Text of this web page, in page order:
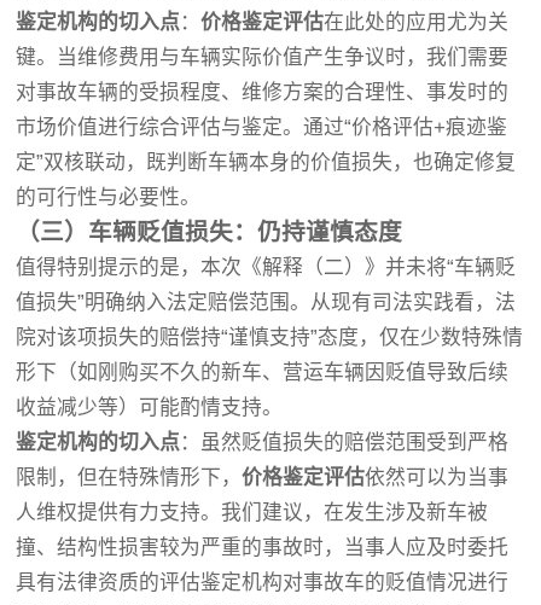
鉴定机构的切入点 ：价格鉴定评估在此处的应用尤为关
键。当维修费用与车辆实际价值产生争议时，我们需要
对事故车辆的受损程度、维修方案的合理性、事发时的
市场价值进行综合评估与鉴定。通过“价格评估+痕迹鉴
定”双核联动，既判断车辆本身的价值损失，也确定修复
的可行性与必要性。
（三）车辆贬值损失：仍持谨慎态度
值得特别提示的是，本次《解释（二）》并未将“车辆贬
值损失”明确纳入法定赔偿范围。从现有司法实践看，法
院对该项损失的赔偿持“谨慎支持”态度，仅在少数特殊情
形下（如刚购买不久的新车、营运车辆因贬值导致后续
收益减少等）可能酌情支持。
鉴定机构的切入点 ：虽然贬值损失的赔偿范围受到严格
限制，但在特殊情形下，价格鉴定评估依然可以为当事
人维权提供有力支持。我们建议，在发生涉及新车被
撞、结构性损害较为严重的事故时，当事人应及时委托
具有法律资质的评估鉴定机构对事故车的贬值情况进行